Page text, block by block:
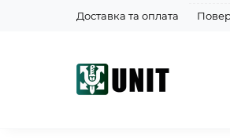
Доставка та оплата